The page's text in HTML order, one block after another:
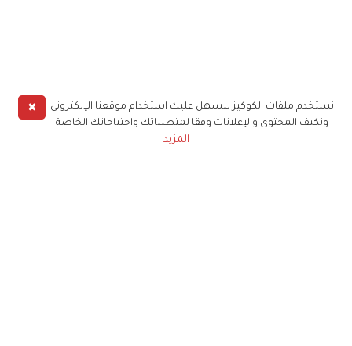
✖
نستخدم ملفات الكوكيز لنسهل عليك استخدام موقعنا الإلكتروني
ونكيف المحتوى والإعلانات وفقا لمتطلباتك واحتياجاتك الخاصة
المزيد